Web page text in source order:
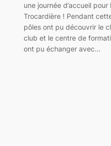
une journée d’accueil
Trocardière ! Pendant
pôles ont pu découvrir le
club et le centre de
ont pu échanger avec…